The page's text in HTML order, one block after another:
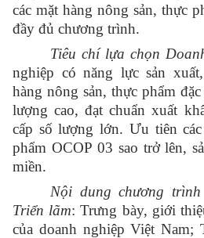
các mặt hàng nông sản, thực
đầy đủ chương trình.
Tiêu chí lựa chọn
nghiệp có năng lực sản
hàng nông sản, thực phẩm
lượng cao, đạt chuẩn xuất
cấp số lượng lớn. Ưu tiên
phẩm OCOP 03 sao trở lên,
miền.
Nội dung chương
Triển lãm: Trưng bày, giới
của doanh nghiệp Việt Nam;